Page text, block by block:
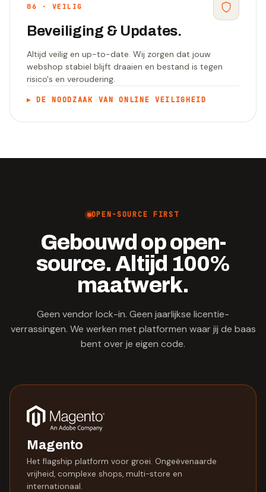
06 · VEILIG
Beveiliging & Updates.
Altijd veilig en up-to-date. Wij zorgen dat jouw
webshop stabiel blijft draaien en bestand is tegen
risico's en veroudering.
▸DE NOODZAAK VAN ONLINE VEILIGHEID
OPEN-SOURCE FIRST
Gebouwd op open-
source. Altijd 100%
maatwerk.
Geen vendor lock-in. Geen jaarlijkse licentie-
verrassingen. We werken met platformen waar jij de baas
bent over je eigen code.
Magento
Het flagship platform voor groei. Ongeëvenaarde
vrijheid, complexe shops, multi-store en
internationaal.